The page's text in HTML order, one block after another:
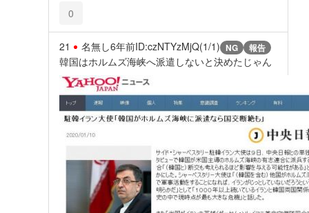
0
21 名無し6年前ID:czNTYzMjQ(1/1) NG 報告
韓国はホルムズ海峡へ派遣しないと決めたじゃん